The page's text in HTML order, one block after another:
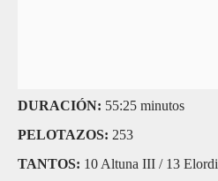
DURACIÓN: 55:25 minutos
PELOTAZOS: 253
TANTOS: 10 Altuna III / 13 Elordi